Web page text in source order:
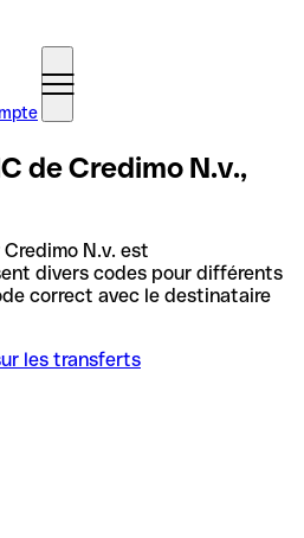
de Credimo N.v.,
N.v. est
divers codes pour différents
correct avec le destinataire
les transferts